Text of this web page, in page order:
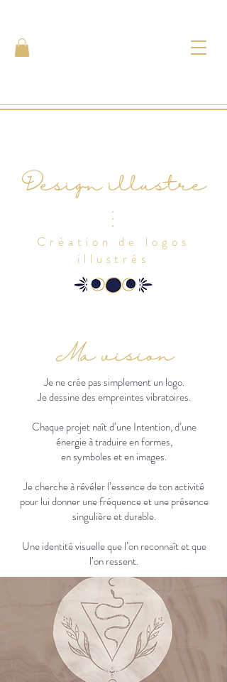
Design illustré
...
Création de logos
illustrés
Ma vision
Je ne crée pas simplement un logo.
Je dessine des empreintes vibratoires.
Chaque projet naît d’une Intention, d’une
énergie à traduire en formes,
en symboles et en images.
Je cherche à révéler l’essence de ton activité
pour lui donner une fréquence et une présence
singulière et durable.
Une identité visuelle que l’on reconnaît et que
l’on ressent.